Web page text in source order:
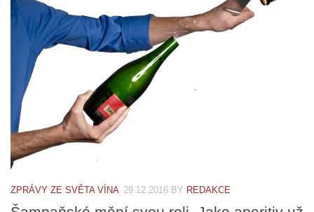
ZPRÁVY ZE SVĚTA VÍNA 29.12.2016 BY REDAKCE